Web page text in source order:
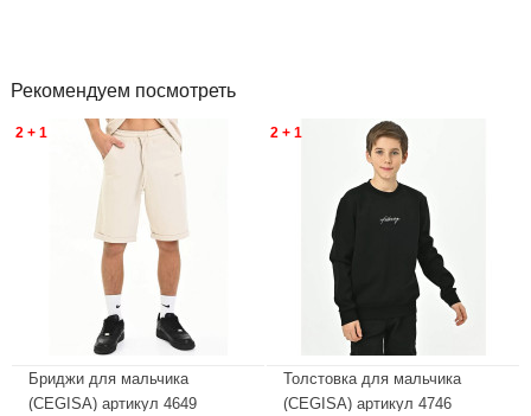
Рекомендуем посмотреть
2 + 1
Бриджи для мальчика
(CEGISA) артикул 4649
2 + 1
Толстовка для мальчика
(CEGISA) артикул 4746